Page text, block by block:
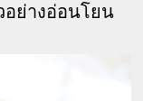
อย่างอ่อนโยน